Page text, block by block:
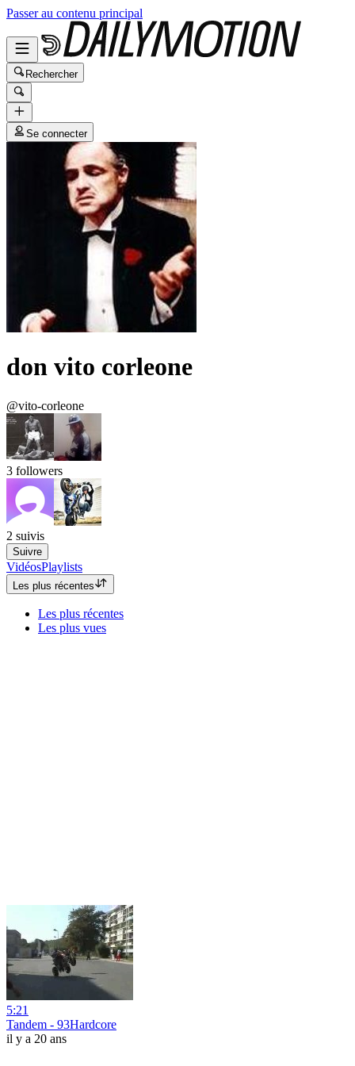
Passer au contenu principal
Rechercher
Se connecter
don vito corleone
@vito-corleone
3 followers
2 suivis
Suivre
VidéosPlaylists
Les plus récentes
Les plus récentes
Les plus vues
5:21
Tandem - 93Hardcore
il y a 20 ans